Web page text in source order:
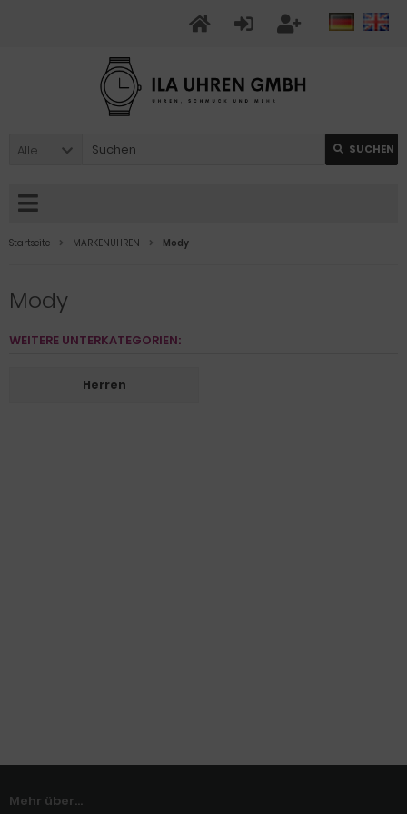
Alle SUCHEN
Startseite MARKENUHREN Mody
Mody
WEITERE UNTERKATEGORIEN:
Herren
Mehr über...